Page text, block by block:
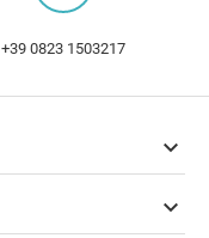
+39 0823 1503217

